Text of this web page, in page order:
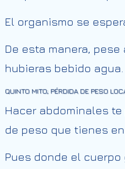
El organismo se
De esta manera,
hubieras bebido agua.
QUINTO MITO; PÉRDIDA DE PESO
Hacer abdominales
de peso que tienes
Pues donde el